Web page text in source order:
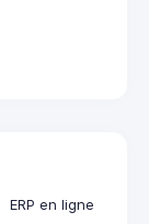
ERP en ligne